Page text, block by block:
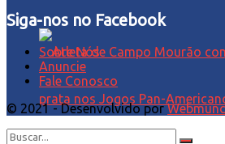
Siga-nos no Facebook
Sobre Nós
Anuncie
Fale Conosco
© 2021 - Desenvolvido por